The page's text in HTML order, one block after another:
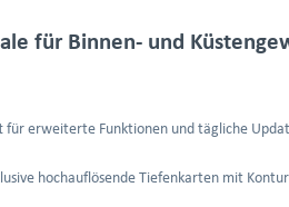
für Binnen- und
für erweiterte Funktionen und tägliche
hochauflösende Tiefenkarten mit